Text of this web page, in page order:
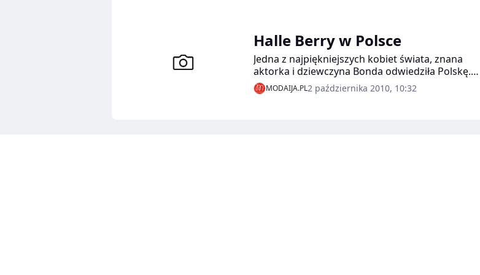
Halle Berry w Polsce
Jedna z najpiękniejszych kobiet świata, znana
aktorka i dziewczyna Bonda odwiedziła Polskę.
Tym razem jednak nie promowała filmu, ale swoje
najnowsze perfumy ”Reveal”.
MODAIJA.PL2 października 2010, 10:32